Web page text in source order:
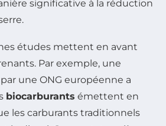
significative à la réduction
études mettent en avant
Par exemple, une
une ONG européenne a
biocarburants émettent en
les carburants traditionnels